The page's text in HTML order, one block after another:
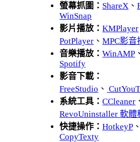
螢幕抓圖： ShareX 、
WinSnap
影片播放：KMPlayer
PotPlayer 、MPC影音
音樂播放：WinAMP
Spotify
影音下載：
FreeStudio 、
系統工具：CCleaner
RevoUninstaller 軟體
快捷操作：HotkeyP
CopyTexty